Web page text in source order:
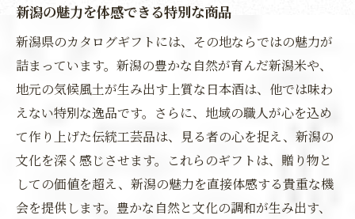
新潟の魅力を体感できる特別な商品
新潟県のカタログギフトには、その地ならではの魅力が
詰まっています。新潟の豊かな自然が育んだ新潟米や、
地元の気候風土が生み出す上質な日本酒は、他では味わ
えない特別な逸品です。さらに、地域の職人が心を込め
て作り上げた伝統工芸品は、見る者の心を捉え、新潟の
文化を深く感じさせます。これらのギフトは、贈り物と
しての価値を超え、新潟の魅力を直接体感する貴重な機
会を提供します。豊かな自然と文化の調和が生み出す、